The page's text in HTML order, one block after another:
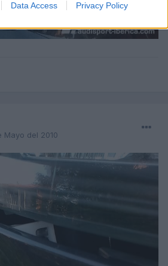
Data Access Privacy Policy
Mayo del 2010